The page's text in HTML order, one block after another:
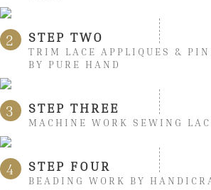
2 STEP TWO
TRIM LACE APPLIQUES &
BY PURE HAND
3 STEP THREE
MACHINE WORK SEWING
4 STEP FOUR
BEADING WORK BY